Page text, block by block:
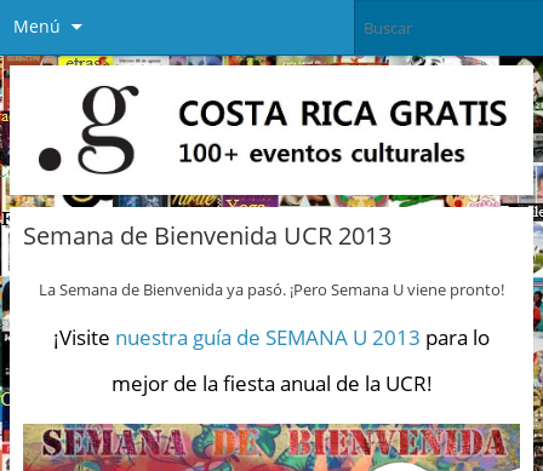
Menú
Semana de Bienvenida UCR 2013
La Semana de Bienvenida ya pasó. ¡Pero Semana U viene pronto!
¡Visite nuestra guía de SEMANA U 2013 para lo
mejor de la fiesta anual de la UCR!